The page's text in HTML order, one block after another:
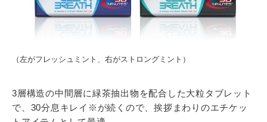
（左がフレッシュミント、右がストロングミント）
3層構造の中間層に緑茶抽出物を配合した大粒タブレット
で、30分息キレイ※が続くので、挨拶まわりのエチケッ